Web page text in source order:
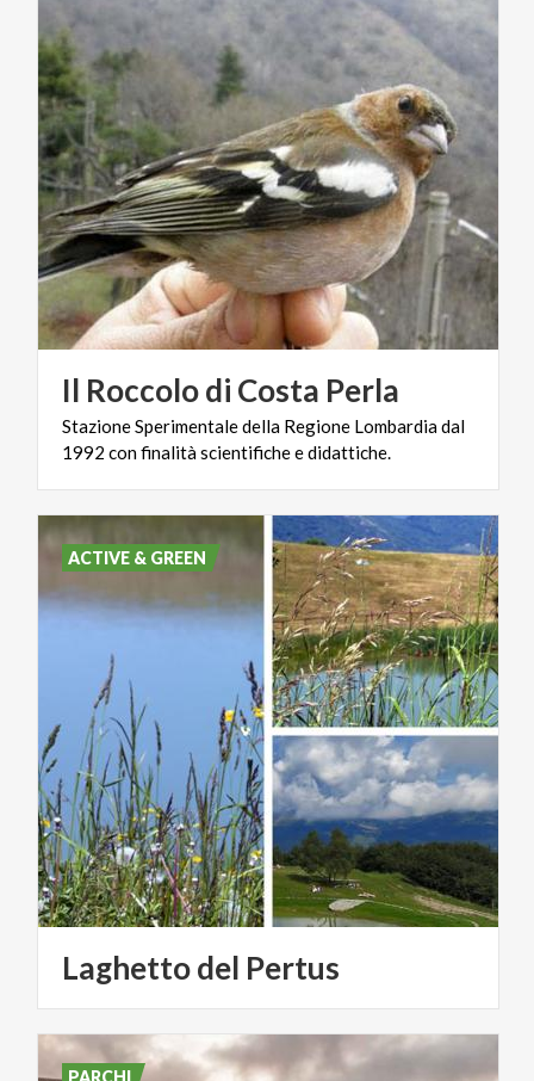
Il Roccolodi Costa Perla
StazioneSperimentaledella Regione Lombardiadal
1992 confinalitàscientificheedidattiche.
Laghettodel Pertus
ACTIVE & GREEN
PARCHI